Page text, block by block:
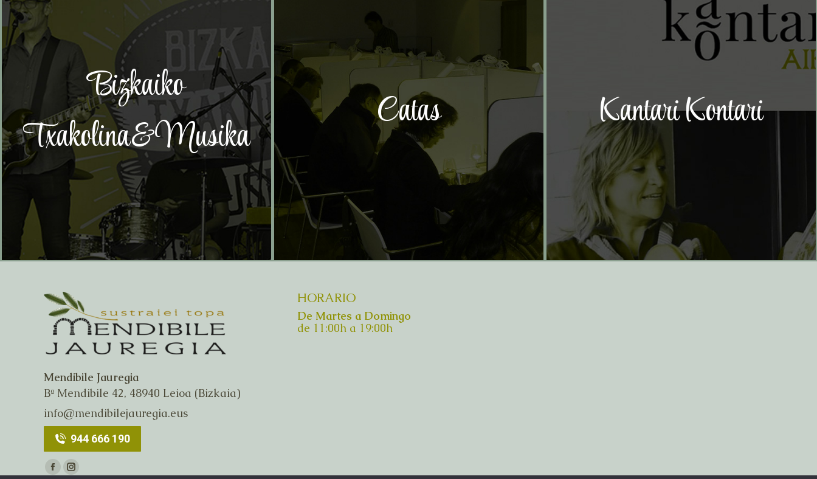
Bizkaiko
Txakolina&Musika
Catas Kantari Kontari
Mendibile Jauregia
Bº Mendibile 42, 48940 Leioa (Bizkaia)
info@mendibilejauregia.eus
944 666 190
Encuéntranos en:
Facebook
Instagram
HORARIO
De Martes a Domingo
de 11:00h a 19:00h